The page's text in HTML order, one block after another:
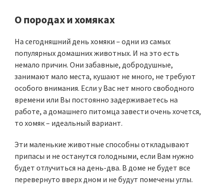
О породах и хомяках
На сегодняшний день хомяки – одни из самых
популярных домашних животных. И на это есть
немало причин. Они забавные, добродушные,
занимают мало места, кушают не много, не требуют
особого внимания. Если у Вас нет много свободного
времени или Вы постоянно задерживаетесь на
работе, а домашнего питомца завести очень хочется,
то хомяк – идеальный вариант.
Эти маленькие животные способны откладывают
припасы и не останутся голодными, если Вам нужно
будет отлучиться на день-два. В доме не будет все
перевернуто вверх дном и не будут помечены углы.